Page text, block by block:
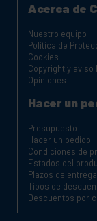
Acerca de
Nuestro equipo
Política de
Cookies
Copyright y aviso
Opiniones
Hacer un
Presupuesto
Hacer un pedido
Condiciones de
Estados del
Plazos de entrega
Tipos de
Descuentos por